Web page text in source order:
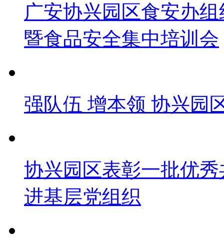
广安协兴园区食安办
暨食品安全集中培训会
强队伍 增本领 协兴园
协兴园区表彰一批优
进基层党组织